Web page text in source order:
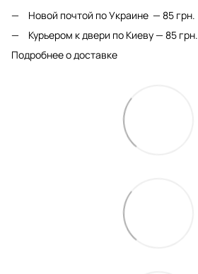
Новой почтой по Украине — 85 грн.
Курьером к двери по Киеву — 85 грн.
Подробнее о доставке